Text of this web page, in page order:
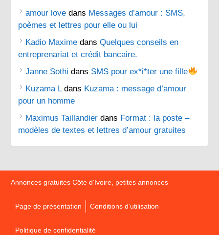
amour love dans Messages d’amour : SMS,
poèmes et lettres pour elle ou lui
Kadio Maxime dansQuelques conseils en
entreprenariat et crédit bancaire.
Janne Sothi dans SMS pour ex*i*ter une fille
Kuzama Ldans Kuzama : message d’amour
pour un homme
Maximus Taillandier dans Format : la poste –
modèles de textes et lettres d’amour gratuites
Annonces gratuites Côte d’Ivoire, petites annonces
Page de présentation Conditions d’utilisation
Politique de confidentialité